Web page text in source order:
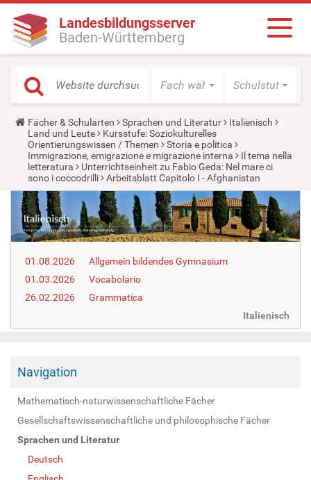
Landesbildungsserver
Baden-Württemberg
Fach wählen Schulstufe
Y
o
u
a
r
e
h
e
r
e
:
Fächer & Schularten Sprachen und Literatur
Italienisch
Land und Leute
Kursstufe: Soziokulturelles
Orientierungswissen / Themen
Storia e politica
Immigrazione, emigrazione e migrazione interna
Il tema nella
letteratura
Unterrichtseinheit zu Fabio Geda: Nel mare ci
sono i coccodrilli
Arbeitsblatt Capitolo I - Afghanistan
01.08.2026
Allgemein bildendes Gymnasium
01.03.2026
Vocabolario
26.02.2026
Grammatica
Italienisch
Navigation
Mathematisch-naturwissenschaftliche Fächer
Gesellschaftswissenschaftliche und philosophische Fächer
Sprachen und Literatur
Deutsch